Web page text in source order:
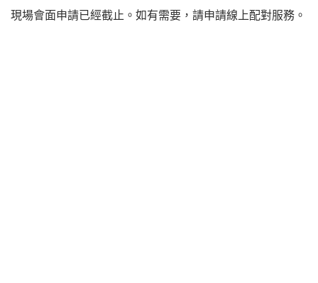
現場會面申請已經截止。如有需要，請申請線上配對服務。